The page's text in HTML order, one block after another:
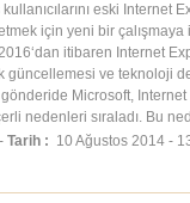
eski Internet
için yeni bir çalışmaya
itibaren Internet
güncellemesi ve teknoloji
Microsoft,
nedenleri sıraladı. Bu
-Tarih : 10 Ağustos 2014 -